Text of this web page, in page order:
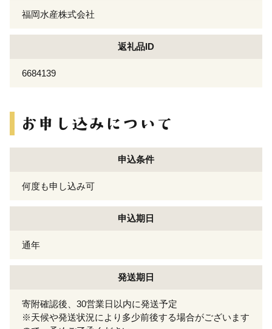
福岡水産株式会社
返礼品ID
6684139
申込条件
何度も申し込み可
申込期日
通年
発送期日
寄附確認後、30営業日以内に発送予定
※天候や発送状況により多少前後する場合がございます